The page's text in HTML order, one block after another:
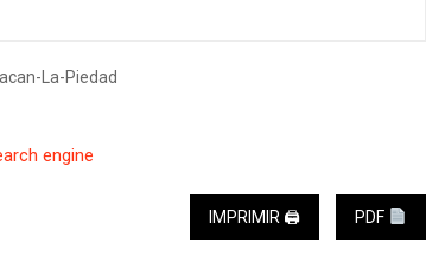
IMPRIMIR 🖨 PDF